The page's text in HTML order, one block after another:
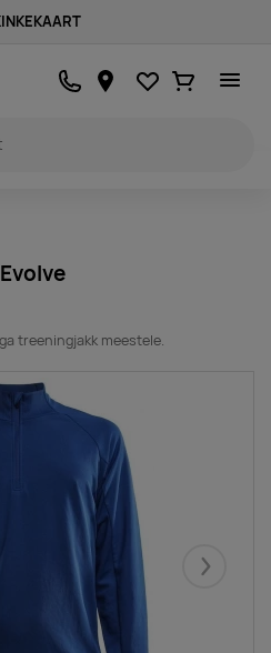
Lemmikud
Ostukorv
treeningjakk meestele.